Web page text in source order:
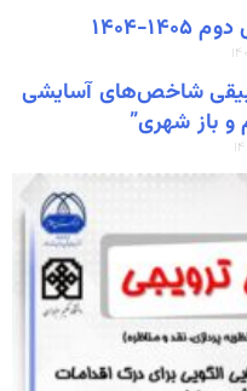
۱۴۰۴
شاخص‌های آسایشی
و باز شهری”